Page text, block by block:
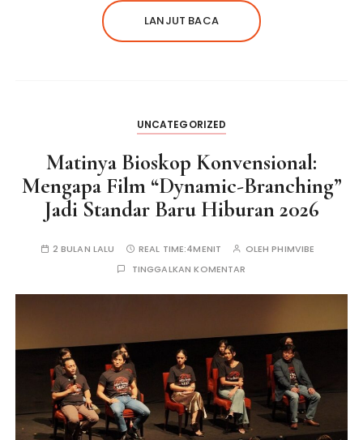
LANJUT BACA
UNCATEGORIZED
Matinya Bioskop Konvensional:
Mengapa Film “Dynamic-Branching”
Jadi Standar Baru Hiburan 2026
2 BULAN LALU REAL TIME:4MENIT OLEHPHIMVIBE
TINGGALKAN KOMENTAR